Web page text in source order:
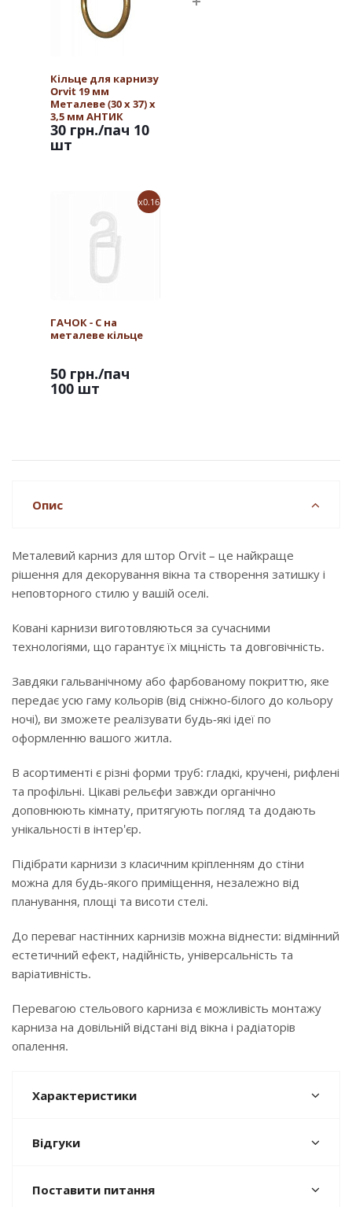
Кільце для карнизу
Orvit 19 мм
Металеве (30 х 37) х
3,5 мм АНТИК
30 грн./пач 10
шт
x0.16
ГАЧОК - С на
металеве кільце
50 грн./пач
100 шт
Опис
Металевий карниз для штор Orvit – це найкраще
рішення для декорування вікна та створення затишку і
неповторного стилю у вашій оселі.
Ковані карнизи виготовляються за сучасними
технологіями, що гарантує їх міцність та довговічність.
Завдяки гальванічному або фарбованому покриттю, яке
передає усю гаму кольорів (від сніжно-білого до кольору
ночі), ви зможете реалізувати будь-які ідеї по
оформленню вашого житла.
В асортименті є різні форми труб: гладкі, кручені, рифлені
та профільні. Цікаві рельєфи завжди органічно
доповнюють кімнату, притягують погляд та додають
унікальності в інтер'єр.
Підібрати карнизи з класичним кріпленням до стіни
можна для будь-якого приміщення, незалежно від
планування, площі та висоти стелі.
До переваг настінних карнизів можна віднести: відмінний
естетичний ефект, надійність, універсальність та
варіативність.
Перевагою стельового карниза є можливість монтажу
карниза на довільній відстані від вікна і радіаторів
опалення.
Характеристики
Відгуки
Поставити питання